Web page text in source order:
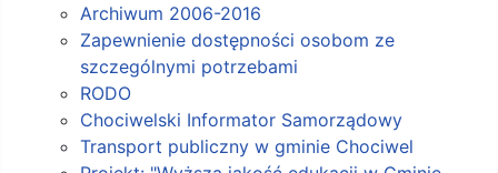
Archiwum 2006-2016
Zapewnienie dostępności osobom ze
szczególnymi potrzebami
RODO
Chociwelski Informator Samorządowy
Transport publiczny w gminie Chociwel